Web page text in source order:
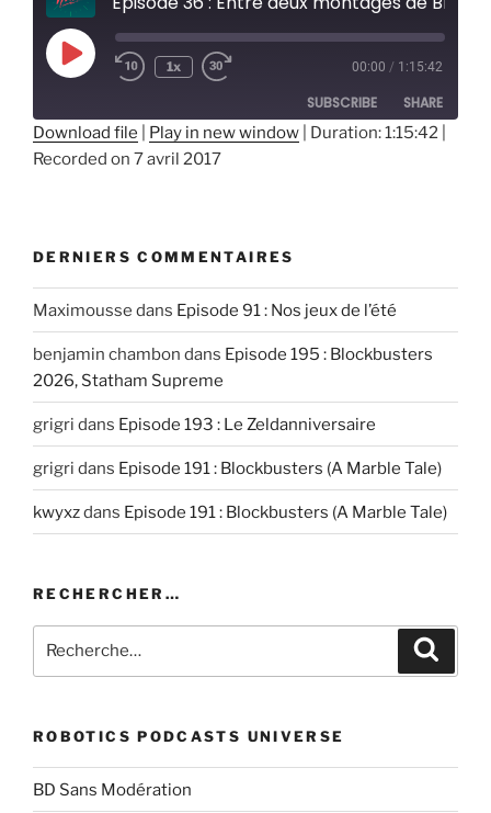
Play
Episode
1x 00:00 / 1:15:42
SUBSCRIBE SHARE
SHARE
EMBED
Download file Play in new window Duration: 1:15:42
Recorded on 7 avril 2017
DERNIERS COMMENTAIRES
Maximousse dans Episode 91 : Nos jeux de l’été
benjamin chambon dans Episode 195 : Blockbusters
2026, Statham Supreme
grigri dans Episode 193 : Le Zeldanniversaire
grigri dans Episode 191 : Blockbusters (A Marble Tale)
kwyxzdans Episode 191 : Blockbusters (A Marble Tale)
RECHERCHER…
pour
ROBOTICS PODCASTS UNIVERSE
BD Sans Modération